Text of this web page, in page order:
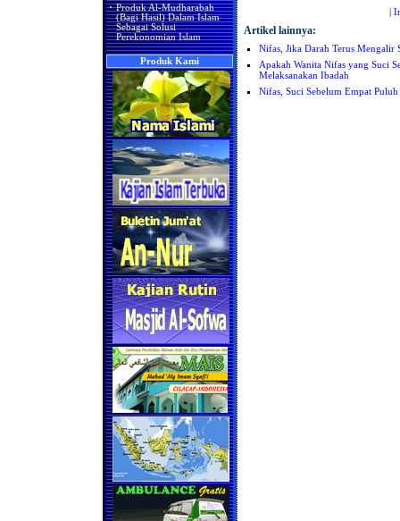
· Produk Al-Mudharabah
(Bagi Hasil) Dalam Islam
Sebagai Solusi
Perekonomian Islam
Produk Kami
|
Artikel lainnya:
Nifas, Jika Darah Terus Mengalir
Apakah Wanita Nifas yang Suci
Melaksanakan Ibadah
Nifas, Suci Sebelum Empat